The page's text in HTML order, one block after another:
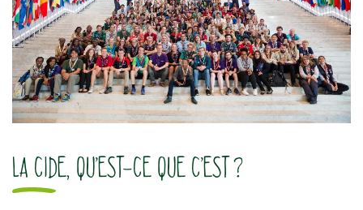
LA CIDE, QU’EST-CE QUE C’EST ?